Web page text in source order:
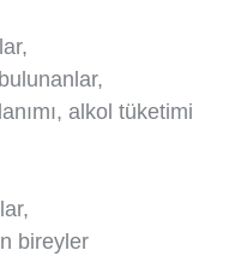
alkol tüketimi
bireyler